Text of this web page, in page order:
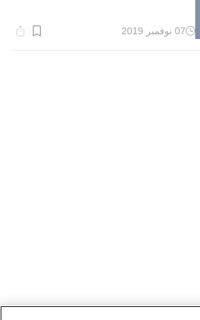
وقت
07 نوفمبر 2019